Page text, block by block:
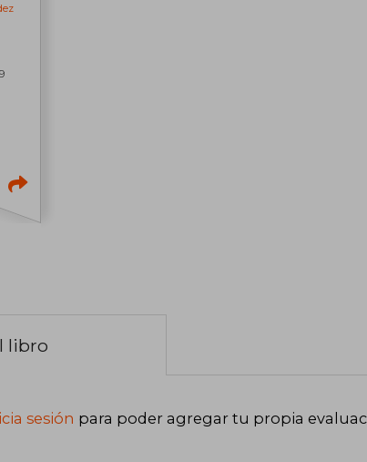
libro
sesión para poder agregar tu propia